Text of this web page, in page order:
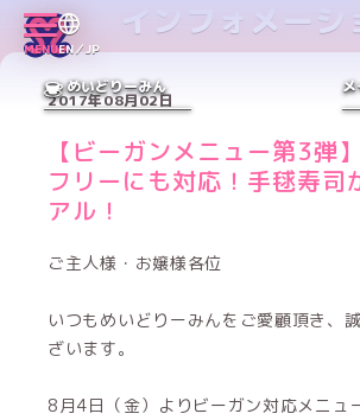
MENUEN／JP
めいどりーみん メ
インフォメーシ
2017年08月02日
【ビーガンメニュー第3弾
フリーにも対応！手毬寿司
アル！
ご主人様・お嬢様各位
いつもめいどりーみんをご愛顧頂き、
ざいます。
8月4日（金）よりビーガン対応メニュ